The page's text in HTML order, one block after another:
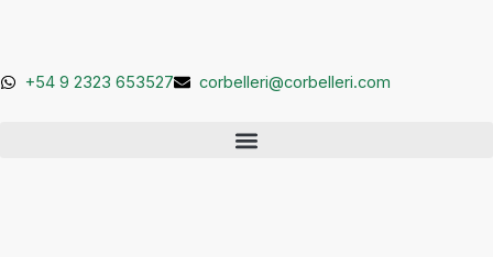
contenido
+54 9 2323 653527 corbelleri@corbelleri.com